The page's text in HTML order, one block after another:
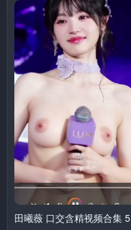
田曦薇 口交含精视频合集 5